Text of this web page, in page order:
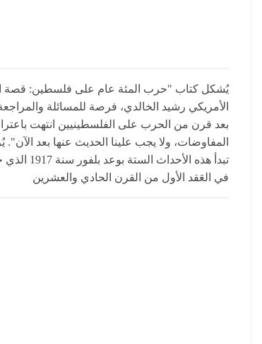
الأمريكي رشيد الخالدي، فرصة للمسائلة
بعد قرن من الحرب على الفلسطينيين انتهت
المفاوضات، ولا يجب علينا الحديث عنها بعد
تبدأ
في العَقد الأول من القرن الحادي والعشرين